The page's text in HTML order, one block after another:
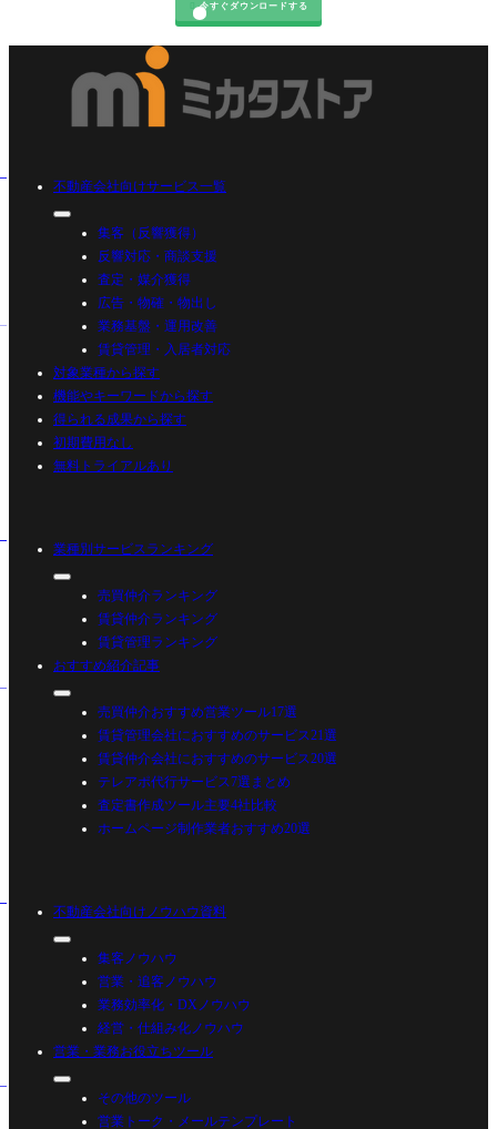
 今すぐダウンロードする
不動産会社向けサービス一覧
集客（反響獲得）
反響対応・商談支援
査定・媒介獲得
広告・物確・物出し
業務基盤・運用改善
賃貸管理・入居者対応
対象業種から探す
機能やキーワードから探す
得られる成果から探す
初期費用なし
無料トライアルあり
業種別サービスランキング
売買仲介ランキング
賃貸仲介ランキング
賃貸管理ランキング
おすすめ紹介記事
売買仲介おすすめ営業ツール17選
賃貸管理会社におすすめのサービス21選
賃貸仲介会社におすすめのサービス20選
テレアポ代行サービス7選まとめ
査定書作成ツール主要4社比較
ホームページ制作業者おすすめ20選
不動産会社向けノウハウ資料
集客ノウハウ
営業・追客ノウハウ
業務効率化・DXノウハウ
経営・仕組み化ノウハウ
営業・業務お役立ちツール
その他のツール
営業トーク・メールテンプレート